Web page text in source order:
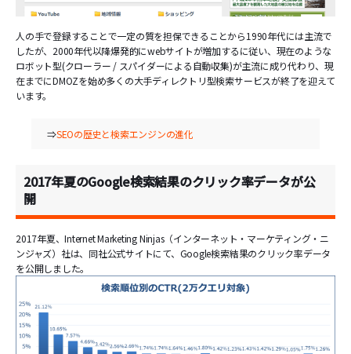
人の手で登録することで一定の質を担保できることから1990年代には主流で
したが、2000年代以降爆発的にwebサイトが増加するに従い、現在のような
ロボット型(クローラー / スパイダーによる自動収集)が主流に成り代わり、現
在までにDMOZを始め多くの大手ディレクトリ型検索サービスが終了を迎えて
います。
⇒SEOの歴史と検索エンジンの進化
2017年夏のGoogle検索結果のクリック率データが公
開
2017年夏、Internet Marketing Ninjas（インターネット・マーケティング・ニ
ンジャズ）社は、同社公式サイトにて、Google検索結果のクリック率データ
を公開しました。